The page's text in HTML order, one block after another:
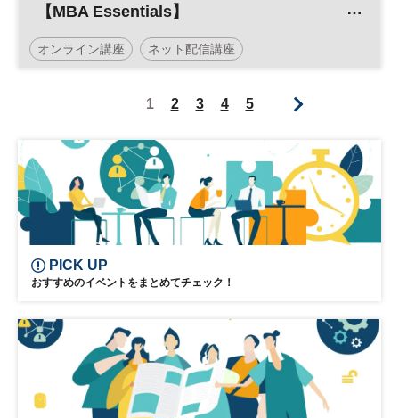
【MBA Essentials】
／早稲田大学ビジネススクール×日経ビジ
ネススクール
オンライン講座 ネット配信講座
1 2 3 4 5
PICK UP
おすすめのイベントをまとめてチェック！